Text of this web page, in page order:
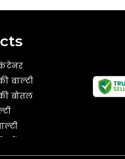
बाल्टी
बोतल
बाल्टी